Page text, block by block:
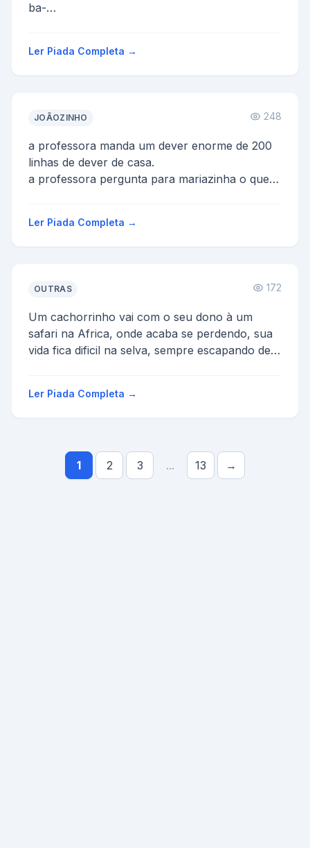
ba-
ra, o o...
Ler Piada Completa →
JOÃOZINHO 248
a professora manda um dever enorme de 200
linhas de dever de casa.
a professora pergunta para mariazinha o que
Ler Piada Completa →
OUTRAS 172
Um cachorrinho vai com o seu dono à um
safari na Africa, onde acaba se perdendo, sua
vida fica dificil na selva, sempre escapando de
Ler Piada Completa →
1 2 3 ... 13 →